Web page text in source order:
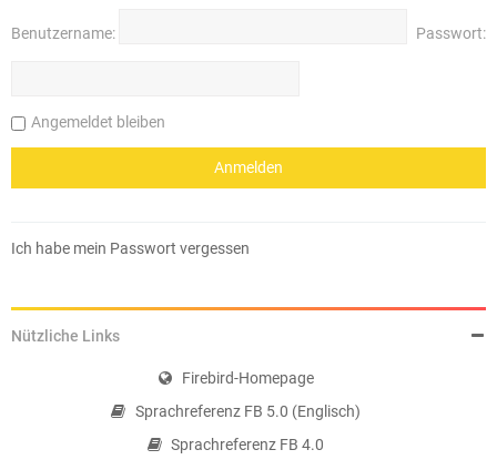
Benutzername: Passwort:
Angemeldet bleiben
Ich habe mein Passwort vergessen
Nützliche Links
Firebird-Homepage
Sprachreferenz FB 5.0 (Englisch)
Sprachreferenz FB 4.0